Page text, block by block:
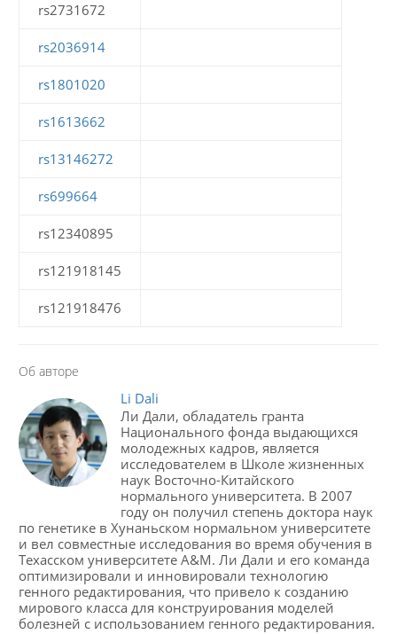
rs2731672
rs2036914
rs1801020
rs1613662
rs13146272
rs699664
rs12340895
rs121918145
rs121918476
Об авторе
Li Dali
Ли Дали, обладатель гранта
Национального фонда выдающихся
молодежных кадров, является
исследователем в Школе жизненных
наук Восточно-Китайского
нормального университета. В 2007
году он получил степень доктора наук
по генетике в Хунаньском нормальном университете
и вел совместные исследования во время обучения в
Техасском университете A&M. Ли Дали и его команда
оптимизировали и инновировали технологию
генного редактирования, что привело к созданию
мирового класса для конструирования моделей
болезней с использованием генного редактирования.